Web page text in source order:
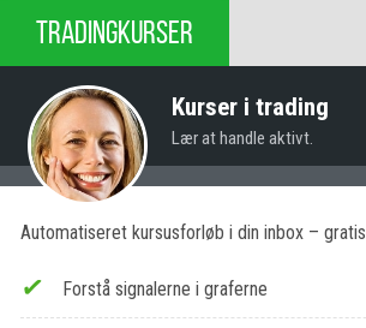
TRADINGKURSER
Kurser i trading
Lær at handle aktivt.
Automatiseret kursusforløb i din inbox – gratis
Forstå signalerne i graferne